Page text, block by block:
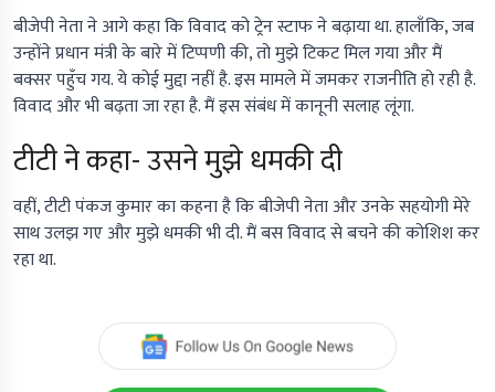
बीजेपी नेता ने आगे कहा कि विवाद को ट्रेन स्टाफ ने बढ़ाया था. हालाँकि, जब
उन्होंने प्रधान मंत्री के बारे में टिप्पणी की, तो मुझे टिकट मिल गया और मैं
बक्सर पहुँच गय. ये कोई मुद्दा नहीं है. इस मामले में जमकर राजनीति हो रही है.
विवाद और भी बढ़ता जा रहा है. मैं इस संबंध में कानूनी सलाह लूंगा.
टीटी ने कहा- उसने मुझे धमकी दी
वहीं, टीटी पंकज कुमार का कहना है कि बीजेपी नेता और उनके सहयोगी मेरे
साथ उलझ गए और मुझे धमकी भी दी. मैं बस विवाद से बचने की कोशिश कर
रहा था.